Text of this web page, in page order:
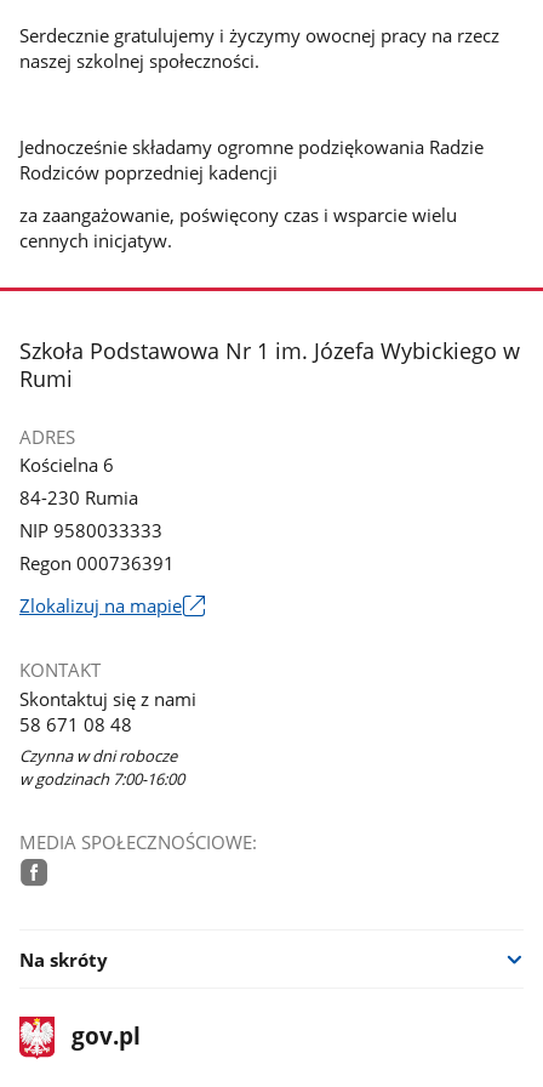
Serdecznie gratulujemy i życzymy owocnej pracy na rzecz
naszej szkolnej społeczności.
Jednocześnie składamy ogromne podziękowania Radzie
Rodziców poprzedniej kadencji
za zaangażowanie, poświęcony czas i wsparcie wielu
cennych inicjatyw.
stopka
Szkoła Podstawowa Nr 1 im. Józefa Wybickiego w
Rumi
ADRES
Kościelna 6
84-230 Rumia
NIP 9580033333
Regon 000736391
Zlokalizuj na mapieLink
nowym
KONTAKT
Skontaktuj się z nami
58 671 08 48
Czynna w dni robocze
w godzinach 7:00-16:00
MEDIA SPOŁECZNOŚCIOWE:
Na skróty
stopka
gov.plStrona
gov.pl